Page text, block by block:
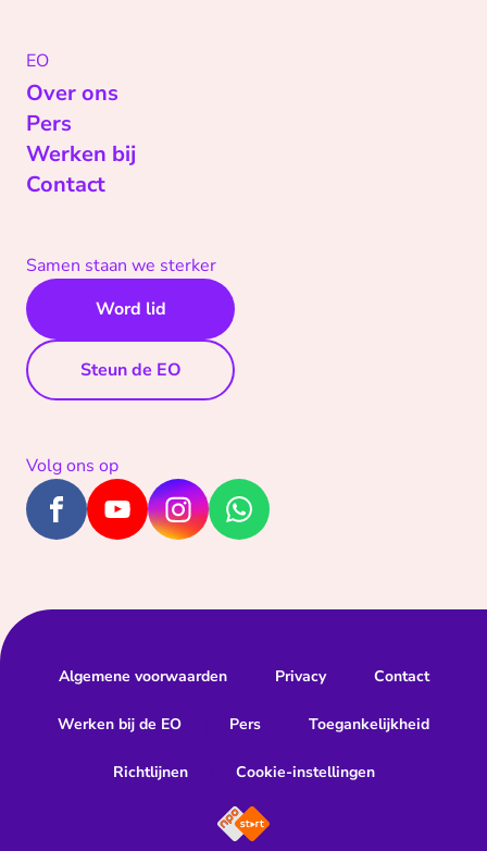
EO
Over ons
Pers
Werken bij
Contact
Samen staan we sterker
Word lid
Steun de EO
Volg ons op
Algemene voorwaarden Privacy Contact
Werken bij de EO Pers Toegankelijkheid
Richtlijnen Cookie-instellingen